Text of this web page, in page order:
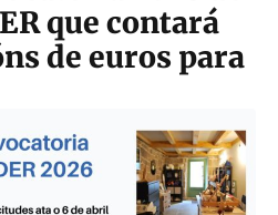
que contará
de euros para